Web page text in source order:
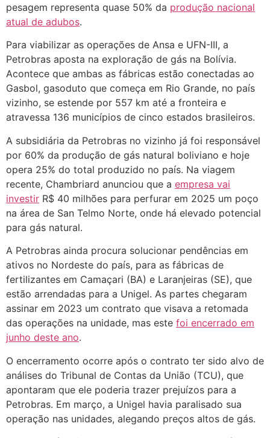
pesagem representa quase 50% da produção nacional
atual de adubos.
Para viabilizar as operações de Ansa e UFN-III, a
Petrobras aposta na exploração de gás na Bolívia.
Acontece que ambas as fábricas estão conectadas ao
Gasbol, gasoduto que começa em Rio Grande, no país
vizinho, se estende por 557 km até a fronteira e
atravessa 136 municípios de cinco estados brasileiros.
A subsidiária da Petrobras no vizinho já foi responsável
por 60% da produção de gás natural boliviano e hoje
opera 25% do total produzido no país. Na viagem
recente, Chambriard anunciou que a empresa vai
investir R$ 40 milhões para perfurar em 2025 um poço
na área de San Telmo Norte, onde há elevado potencial
para gás natural.
A Petrobras ainda procura solucionar pendências em
ativos no Nordeste do país, para as fábricas de
fertilizantes em Camaçari (BA) e Laranjeiras (SE), que
estão arrendadas para a Unigel. As partes chegaram
assinar em 2023 um contrato que visava a retomada
das operações na unidade, mas este foi encerrado em
junho deste ano.
O encerramento ocorre após o contrato ter sido alvo de
análises do Tribunal de Contas da União (TCU), que
apontaram que ele poderia trazer prejuízos para a
Petrobras. Em março, a Unigel havia paralisado sua
operação nas unidades, alegando preços altos de gás.